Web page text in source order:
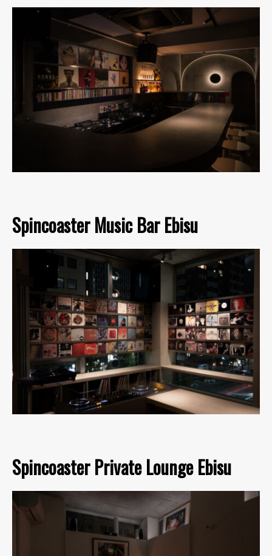
Spincoaster Music Bar Ebisu
Spincoaster Private Lounge Ebisu